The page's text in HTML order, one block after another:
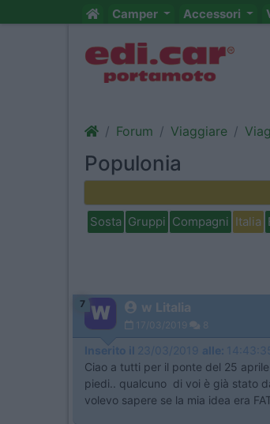
Camper Accessori
Forum Viaggiare
Populonia
Sosta Gruppi Compagni Italia
7 w Litalia
17/03/2019 8
Inserito il 23/03/2019 alle:
Ciao a tutti per il ponte del 25
piedi.. qualcuno di voi è già stato
volevo sapere se la mia idea era